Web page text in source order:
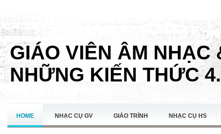
GIÁO VIÊN ÂM NHẠC
NHỮNG KIẾN THỨC
HOME NHẠC CỤ GV GIÁO TRÌNH NHẠC CỤ HS